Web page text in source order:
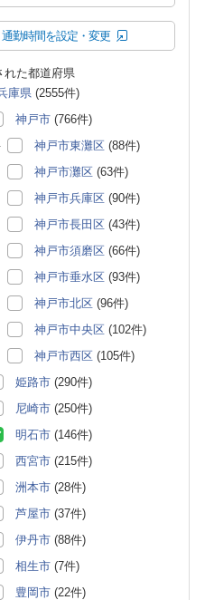
通勤時間を設定・変更
れた都道府県
庫県 (2555件)
神戸市 (766件)
神戸市東灘区 (88件)
神戸市灘区 (63件)
神戸市兵庫区 (90件)
神戸市長田区 (43件)
神戸市須磨区 (66件)
神戸市垂水区 (93件)
神戸市北区 (96件)
神戸市中央区 (102件)
神戸市西区 (105件)
姫路市 (290件)
尼崎市 (250件)
明石市 (146件)
西宮市 (215件)
洲本市 (28件)
芦屋市 (37件)
伊丹市 (88件)
相生市 (7件)
豊岡市 (22件)